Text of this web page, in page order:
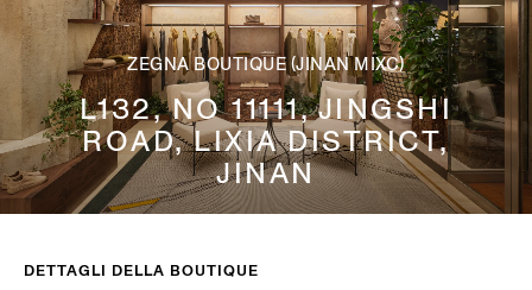
ZEGNA BOUTIQUE (JINAN MIXC)
L132, NO 11111, JINGSHI
ROAD, LIXIA DISTRICT,
JINAN
DETTAGLI DELLA BOUTIQUE